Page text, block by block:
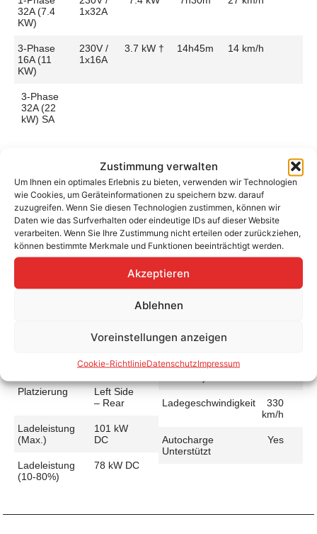
Zustimmung verwalten
Um Ihnen ein optimales Erlebnis zu bieten, verwenden wir Technologien
wie Cookies, um Geräteinformationen zu speichern bzw. darauf
zuzugreifen. Wenn Sie diesen Technologien zustimmen, können wir
Daten wie das Surfverhalten oder eindeutige IDs auf dieser Website
verarbeiten. Wenn Sie Ihre Zustimmung nicht erteilen oder zurückziehen,
können bestimmte Merkmale und Funktionen beeinträchtigt werden.
Akzeptieren
Ablehnen
Voreinstellungen anzeigen
Cookie-RichtlinieDatenschutzImpressum
32A (7.4
KW)
1x32A
3-Phase
16A (11
KW)
230V /
1x16A
3.7 kW † 14h45m 14 km/h
3-Phase
32A (22
kW) SA
Aufladen zu Hause / am Fahrtziel
Ladeanschluss Type 2
Platzierung
Left Side
– Rear
7.4 kW AC
Ladezeit (0-
>490 Km)
7h30m
Ladegeschwindigkeit28 km/h
Ladeanschluss CCS
Platzierung
Left Side
– Rear
Ladeleistung
(max.)
101 kW
DC
Ladeleistung
(10-80%)
78 kW DC
Ladezeit (49-
Ladegeschwindigkeit
330
km/h
Autocharge
Unterstützt
Yes